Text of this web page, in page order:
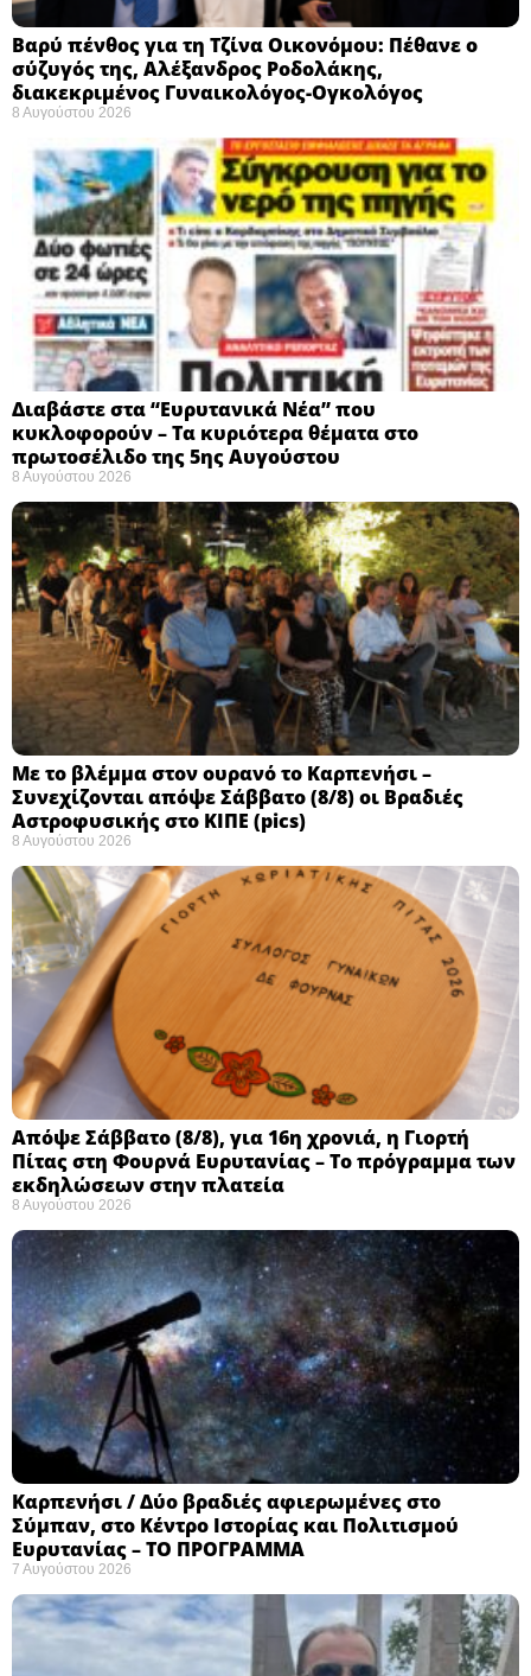
Βαρύ πένθος για τη Τζίνα Οικονόμου: Πέθανε ο
σύζυγός της, Αλέξανδρος Ροδολάκης,
διακεκριμένος Γυναικολόγος-Ογκολόγος
8 Αυγούστου 2026
Διαβάστε στα “Ευρυτανικά Νέα” που
κυκλοφορούν – Τα κυριότερα θέματα στο
πρωτοσέλιδο της 5ης Αυγούστου
8 Αυγούστου 2026
Με το βλέμμα στον ουρανό το Καρπενήσι –
Συνεχίζονται απόψε Σάββατο (8/8) οι Βραδιές
Αστροφυσικής στο ΚΙΠΕ (pics)
8 Αυγούστου 2026
Απόψε Σάββατο (8/8), για 16η χρονιά, η Γιορτή
Πίτας στη Φουρνά Ευρυτανίας – Το πρόγραμμα των
εκδηλώσεων στην πλατεία
8 Αυγούστου 2026
Καρπενήσι / Δύο βραδιές αφιερωμένες στο
Σύμπαν, στο Κέντρο Ιστορίας και Πολιτισμού
Ευρυτανίας – ΤΟ ΠΡΟΓΡΑΜΜΑ
7 Αυγούστου 2026